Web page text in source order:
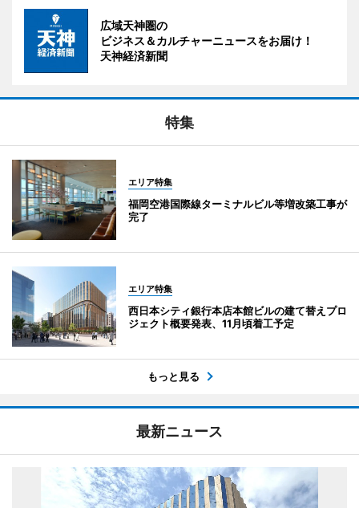
広域天神圏の
ビジネス＆カルチャーニュースをお届け！
天神経済新聞
特集
エリア特集
福岡空港国際線ターミナルビル等増改築工事が
完了
エリア特集
西日本シティ銀行本店本館ビルの建て替えプロ
ジェクト概要発表、11月頃着工予定
もっと見る
最新ニュース